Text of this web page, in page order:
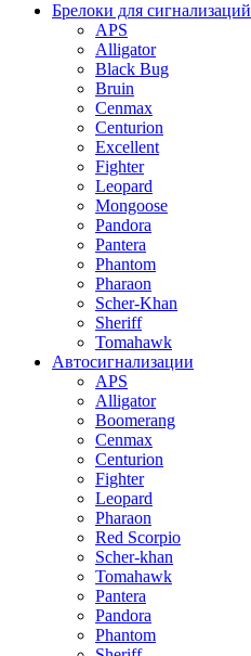
Брелоки для сигнализаций
APS
Alligator
Black Bug
Bruin
Cenmax
Centurion
Excellent
Fighter
Leopard
Mongoose
Pandora
Pantera
Phantom
Pharaon
Scher-Khan
Sheriff
Tomahawk
Автосигнализации
APS
Alligator
Boomerang
Cenmax
Centurion
Fighter
Leopard
Pharaon
Red Scorpio
Scher-khan
Tomahawk
Pantera
Pandora
Phantom